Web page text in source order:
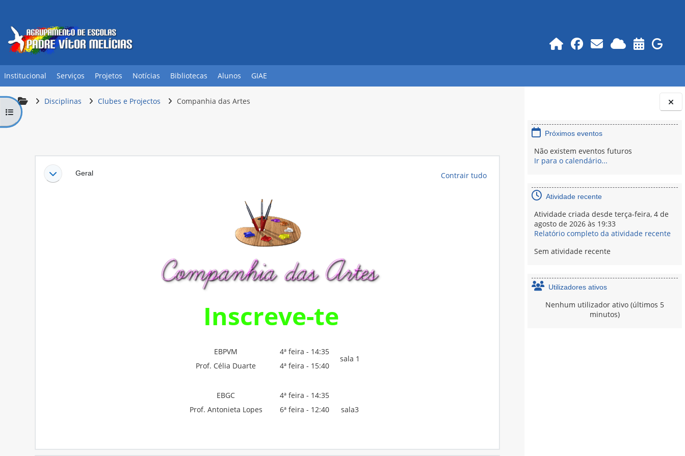
Blocos
Próximos eventos
Não existem eventos futuros
Ir para o calendário...
Atividade recente
Atividade criada desde terça-feira, 4 de
agosto de 2026 às 19:33
Relatório completo da atividade recente
Sem atividade recente
Utilizadores ativos
Nenhum utilizador ativo (últimos 5
minutos)
Institucional Serviços Projetos Notícias Bibliotecas Alunos GIAE
Abrir índice da disciplina
Disciplinas Clubes e Projectos Companhia das Artes
Lista de secções
Geral Contrair tudo
Inscreve-te
EBPVM
Prof. Célia Duarte
4ª feira - 14:35
4ª feira - 15:40
sala 1
EBGC
Prof. Antonieta Lopes
4ª feira - 14:35
6ª feira - 12:40
sala3